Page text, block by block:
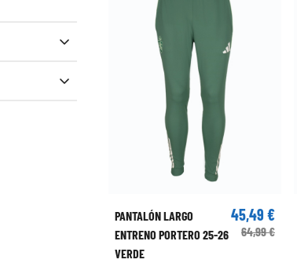
PANTALÓN LARGO
ENTRENO PORTERO 25-26
VERDE
45,49 €
64,99 €